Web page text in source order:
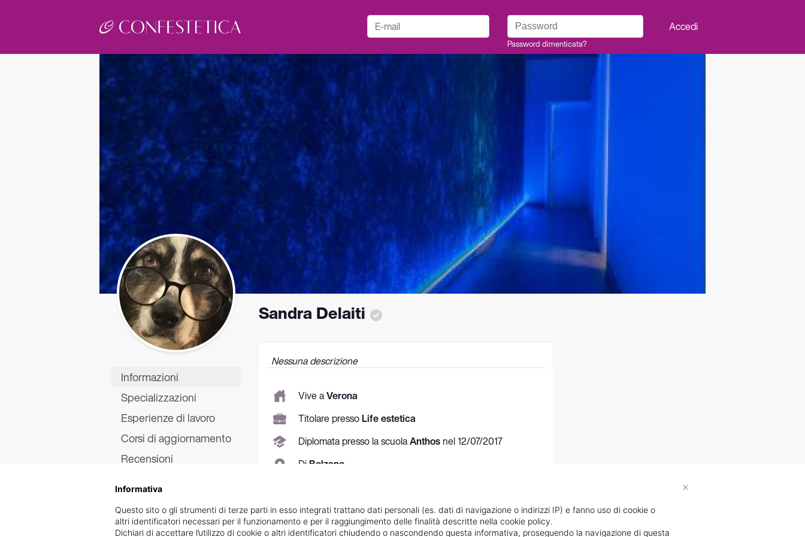
E-mail Password
Password dimenticata?
Accedi
Informazioni
Specializzazioni
Esperienze di lavoro
Corsi di aggiornamento
Recensioni
Sandra Delaiti
Nessuna descrizione
Vive aVerona
Titolare presso Life estetica
Diplomatapresso la scuolaAnthos nel12/07/2017
Di Bolzano
Vedi le informazioni di Sandra
Informativa
Questo sito o gli strumenti di terze parti in esso integrati trattano dati personali (es. dati di navigazione o indirizzi IP) e fanno uso di cookie o
altri identificatori necessari per il funzionamento e per il raggiungimento delle finalità descritte nella cookie policy.
Dichiari di accettare l’utilizzo di cookie o altri identificatori chiudendo o nascondendo questa informativa, proseguendo la navigazione di questa
×